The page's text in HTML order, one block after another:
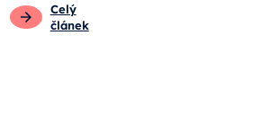
Celý
článek